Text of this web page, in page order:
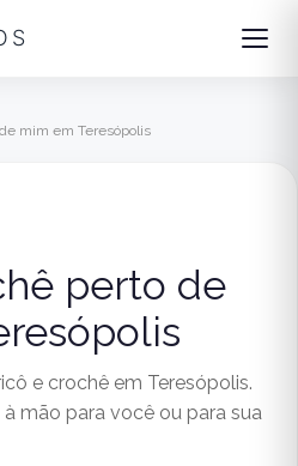
mim em Teresópolis
perto de
e crochê em Teresópolis.
mão para você ou para sua